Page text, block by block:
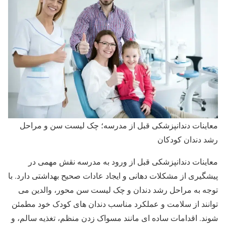
معاینات دندانپزشکی قبل از مدرسه؛ چک لیست سن و مراحل
رشد دندان کودکان
معاینات دندانپزشکی قبل از ورود به مدرسه نقش مهمی در
پیشگیری از مشکلات دهانی و ایجاد عادات صحیح بهداشتی دارد. با
توجه به مراحل رشد دندان و چک لیست سن محور، والدین می
توانند از سلامت و عملکرد مناسب دندان های کودک خود مطمئن
شوند. اقدامات ساده ای مانند مسواک زدن منظم، تغذیه سالم، و